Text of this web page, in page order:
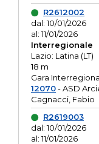
R2612002
dal: 10/01/2026
al: 11/01/2026
Interregionale
Lazio: Latina (LT)
18 m
Gara
12070- ASD
Cagnacci, Fabio
R2619003
dal: 10/01/2026
al: 11/01/2026